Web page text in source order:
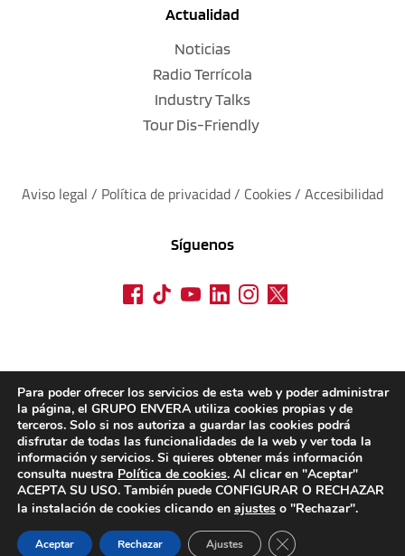
Actualidad
Noticias
Radio Terrícola
Industry Talks
Tour Dis-Friendly
Aviso legal / Política de privacidad / Cookies / Accesibilidad
Síguenos
Para poder ofrecer los servicios de esta web y poder administrar
la página, el GRUPO ENVERA utiliza cookies propias y de
terceros. Solo si nos autoriza a guardar las cookies podrá
disfrutar de todas las funcionalidades de la web y ver toda la
información y servicios. Si quieres obtener más información
consulta nuestra Política de cookies. Al clicar en "Aceptar"
ACEPTA SU USO. También puede CONFIGURAR O RECHAZAR
la instalación de cookies clicando en ajustes o "Rechazar".
Aceptar Rechazar Ajustes CERRAR EL